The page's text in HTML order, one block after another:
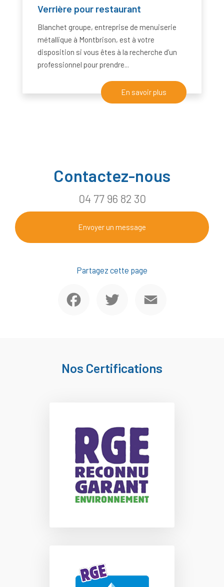
Verrière pour restaurant
Blanchet groupe, entreprise de menuiserie
métallique à Montbrison, est à votre
disposition si vous êtes à la recherche d’un
professionnel pour prendre...
En savoir plus
Contactez-nous
04 77 96 82 30
Envoyer un message
Partagez cette page
Nos Certifications